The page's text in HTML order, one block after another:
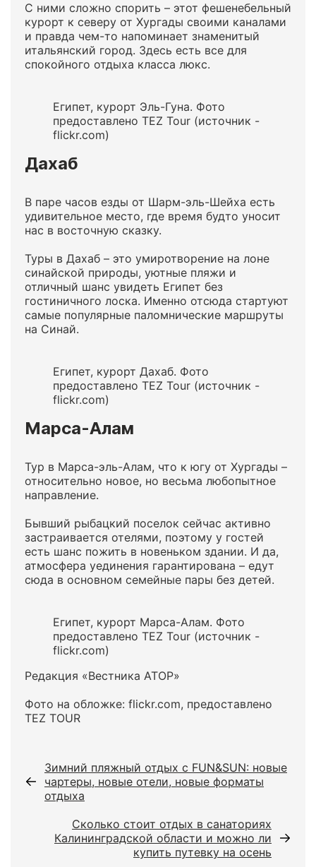
С ними сложно спорить – этот фешенебельный
курорт к северу от Хургады своими каналами
и правда чем-то напоминает знаменитый
итальянский город. Здесь есть все для
спокойного отдыха класса люкс.
Египет, курорт Эль-Гуна. Фото
предоставлено TEZ Tour (источник -
flickr.com)
Дахаб
В паре часов езды от Шарм-эль-Шейха есть
удивительное место, где время будто уносит
нас в восточную сказку.
Туры в Дахаб – это умиротворение на лоне
синайской природы, уютные пляжи и
отличный шанс увидеть Египет без
гостиничного лоска. Именно отсюда стартуют
самые популярные паломнические маршруты
на Синай.
Египет, курорт Дахаб. Фото
предоставлено TEZ Tour (источник -
flickr.com)
Марса-Алам
Тур в Марса-эль-Алам, что к югу от Хургады –
относительно новое, но весьма любопытное
направление.
Бывший рыбацкий поселок сейчас активно
застраивается отелями, поэтому у гостей
есть шанс пожить в новеньком здании. И да,
атмосфера уединения гарантирована – едут
сюда в основном семейные пары без детей.
Египет, курорт Марса-Алам. Фото
предоставлено TEZ Tour (источник -
flickr.com)
Редакция «Вестника АТОР»
Фото на обложке: flickr.com, предоставлено
TEZ TOUR
Зимний пляжный отдых c FUN&SUN: новые
чартеры, новые отели, новые форматы
отдыха
Сколько стоит отдых в санаториях
Калининградской области и можно ли
купить путевку на осень